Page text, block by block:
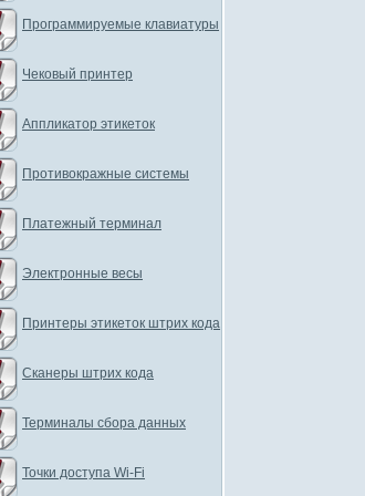
Программируемые клавиатуры
Чековый принтер
Аппликатор этикеток
Противокражные системы
Платежный терминал
Электронные весы
Принтеры этикеток штрих кода
Сканеры штрих кода
Терминалы сбора данных
Точки доступа Wi-Fi